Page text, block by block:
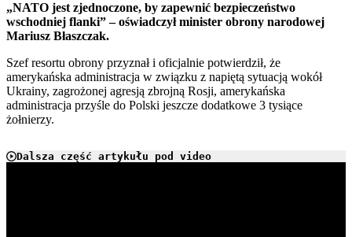
„NATO jest zjednoczone, by zapewnić bezpieczeństwo
wschodniej flanki” – oświadczył minister obrony narodowej
Mariusz Błaszczak.
Szef resortu obrony przyznał i oficjalnie potwierdził, że
amerykańska administracja w związku z napiętą sytuacją wokół
Ukrainy, zagrożonej agresją zbrojną Rosji, amerykańska
administracja przyśle do Polski jeszcze dodatkowe 3 tysiące
żołnierzy.
Dalsza część artykułu pod video